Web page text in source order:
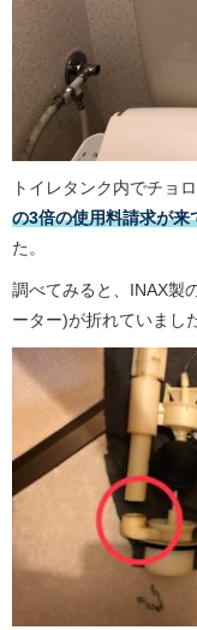
トイレタンク内でチョ
の3倍の使用料請求が来
た。
調べてみると、INAX製
ーター)が折れていまし